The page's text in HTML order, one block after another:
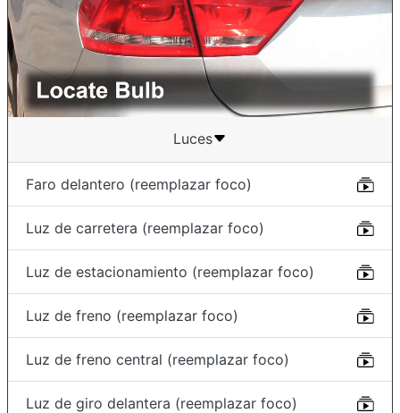
Luces
Faro delantero (reemplazar foco)
Luz de carretera (reemplazar foco)
Luz de estacionamiento (reemplazar foco)
Luz de freno (reemplazar foco)
Luz de freno central (reemplazar foco)
Luz de giro delantera (reemplazar foco)